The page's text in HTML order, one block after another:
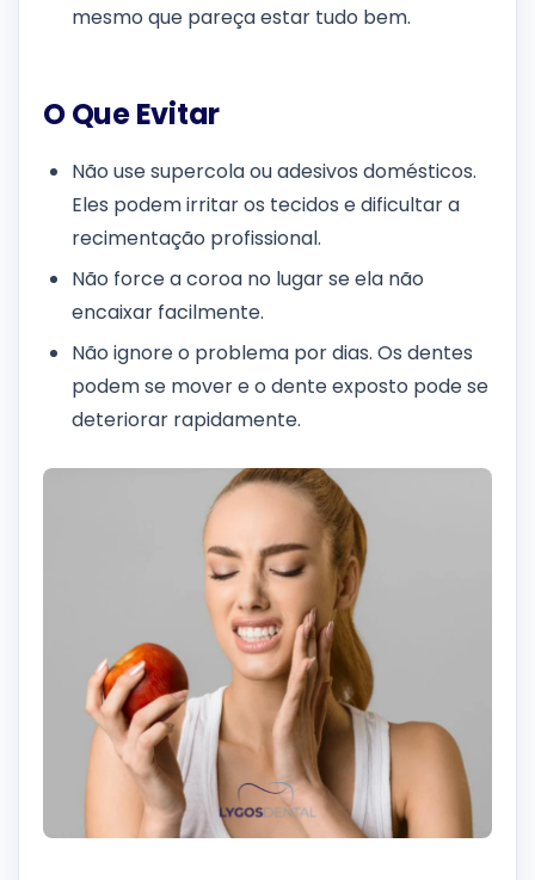
mesmo que pareça estar tudo bem.
O Que Evitar
Não use supercola ou adesivos domésticos.
Eles podem irritar os tecidos e dificultar a
recimentação profissional.
Não force a coroa no lugar se ela não
encaixar facilmente.
Não ignore o problema por dias. Os dentes
podem se mover e o dente exposto pode se
deteriorar rapidamente.